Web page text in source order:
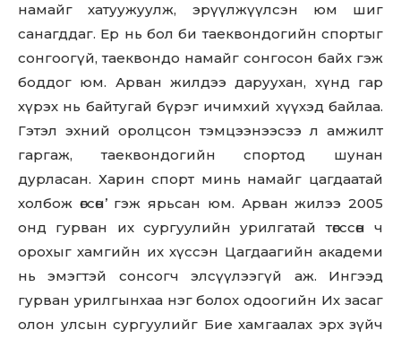
намайг хатуужуулж, эрүүлжүүлсэн юм шиг
санагддаг. Ер нь бол би таеквондогийн спортыг
сонгоогүй, таеквондо намайг сонгосон байх гэж
боддог юм. Арван жилдээ даруухан, хүнд гар
хүрэх нь байтугай бүрэг ичимхий хүүхэд байлаа.
Гэтэл эхний оролцсон тэмцээнээсээ л амжилт
гаргаж, таеквондогийн спортод шунан
дурласан. Харин спорт минь намайг цагдаатай
холбож өгсөн’ гэж ярьсан юм. Арван жилээ 2005
онд гурван их сургуулийн урилгатай төгссөн ч
орохыг хамгийн их хүссэн Цагдаагийн академи
нь эмэгтэй сонсогч элсүүлээгүй аж. Ингээд
гурван урилгынхаа нэг болох одоогийн Их засаг
олон улсын сургуулийг Бие хамгаалах эрх зүйч